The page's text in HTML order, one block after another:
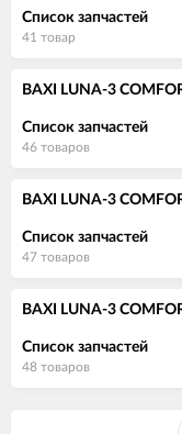
Список запчастей
41 товар
BAXI LUNA-3
Список запчастей
46 товаров
BAXI LUNA-3
Список запчастей
47 товаров
BAXI LUNA-3
Список запчастей
48 товаров